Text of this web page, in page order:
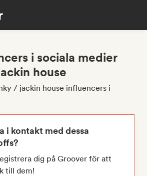
i sociala medier
house
/ jackin house influencers i
i kontakt med dessa
dig på Groover för att
till dem!